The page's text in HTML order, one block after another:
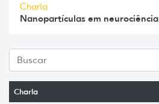
Charla
Charla
Nanopartículas em neurociência